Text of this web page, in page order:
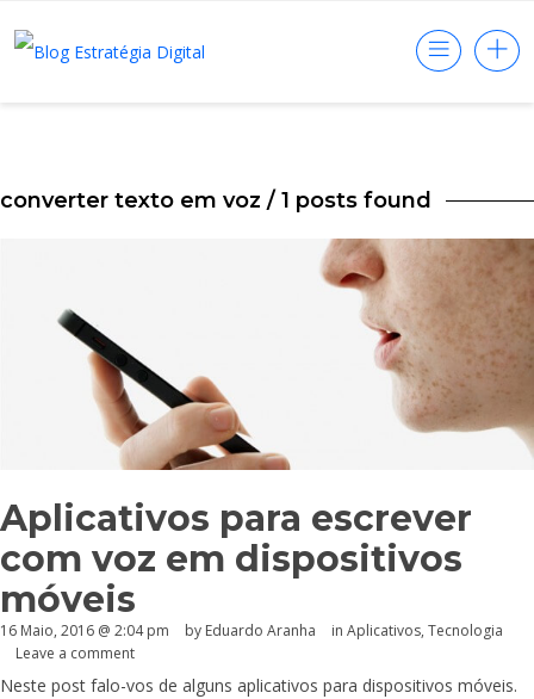
converter texto em voz / 1 posts found
Aplicativos para escrever
com voz em dispositivos
móveis
16 Maio, 2016 @ 2:04 pm by Eduardo Aranha in Aplicativos, Tecnologia
Leave a comment
Neste post falo-vos de alguns aplicativos para dispositivos móveis.